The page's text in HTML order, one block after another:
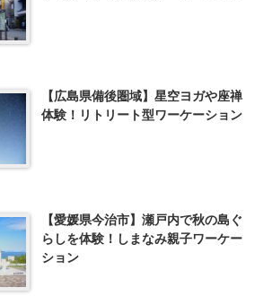
【広島県備後圏域】星空ヨガや座禅
体験！リトリート型ワーケーション
【愛媛県今治市】瀬戸内で秋の島ぐ
らしを体験！しまなみ親子ワーケー
ション